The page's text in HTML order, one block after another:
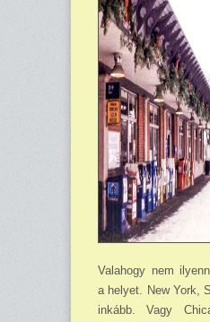
Valahogy nem
a helyet. New York,
inkább. Vagy